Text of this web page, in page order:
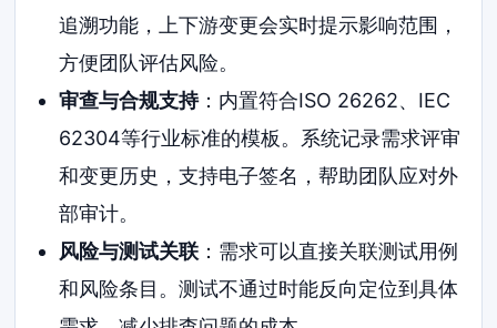
追溯功能，上下游变更会实时提示影响范围，
方便团队评估风险。
审查与合规支持：内置符合ISO 26262、IEC
62304等行业标准的模板。系统记录需求评审
和变更历史，支持电子签名，帮助团队应对外
部审计。
风险与测试关联：需求可以直接关联测试用例
和风险条目。测试不通过时能反向定位到具体